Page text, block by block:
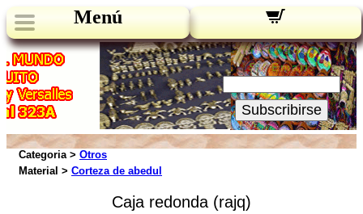
Menú
Novedades:
Su Email:
Subscribirse
Categoria > Otros
Material > Corteza de abedul
Caja redonda (rajq)